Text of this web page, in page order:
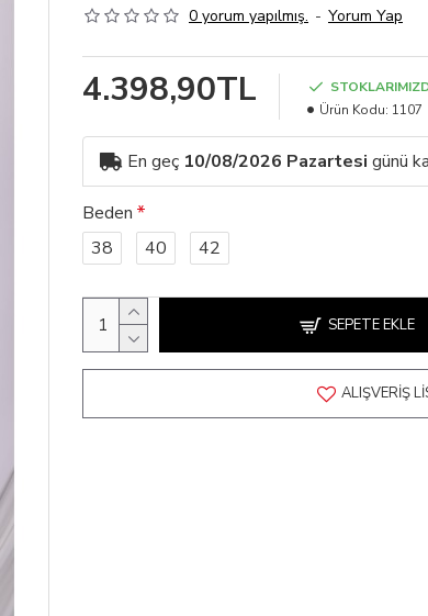
0 yorum yapılmış. - Yorum Yap
4.398,90TL
Ürün Kodu: 1107
En geç 10/08/2026 Pazartesi günü
Beden
38
40 42
SEPETE EKLE
ALIŞVERIŞ